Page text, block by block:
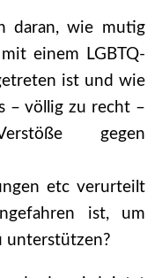
daran, wie mutig
einem LGBTQ-
ist und wie
– völlig zu recht –
gegen
etc verurteilt
ist, um
unterstützen?